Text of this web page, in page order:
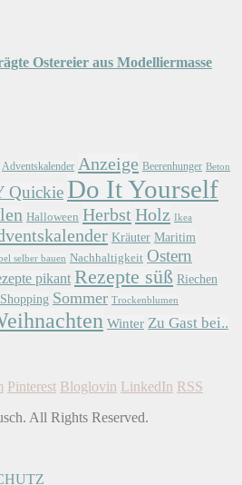
Ostereier aus Modelliermasse
Adventskalender Anzeige Beerenhunger Beton
Quickie Do It Yourself
Halloween Herbst Holz Ikea
Kräuter Maritim
selber bauen Nachhaltigkeit Ostern
pikant Rezepte süß Riechen
Shopping Sommer Trockenblumen
Winter Zu Gast bei..
Pinterest Bloglovin LinkedIn RSS
All Rights Reserved.